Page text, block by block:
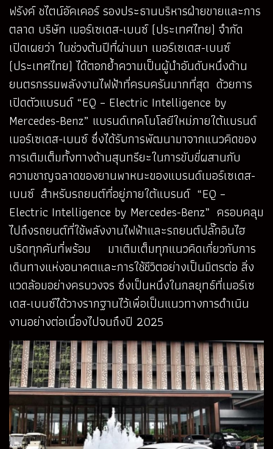
ฟรังค์ ชไตน์อัคเคอร์ รองประธานบริหารฝ่ายขายและการ
ตลาด บริษัท เมอร์เซเดส-เบนซ์ (ประเทศไทย) จำกัด
เปิดเผยว่า ในช่วงต้นปีที่ผ่านมา เมอร์เซเดส-เบนซ์
(ประเทศไทย) ได้ตอกย้ำความเป็นผู้นำอันดับหนึ่งด้าน
ยนตรกรรมพลังงานไฟฟ้าที่ครบครันมากที่สุด ด้วยการ
เปิดตัวแบรนด์ “EQ – Electric Intelligence by
Mercedes-Benz” แบรนด์เทคโนโลยีใหม่ภายใต้แบรนด์
เมอร์เซเดส-เบนซ์ ซึ่งได้รับการพัฒนามาจากแนวคิดของ
การเติมเต็มทั้งทางด้านสุนทรียะในการขับขี่ผสานกับ
ความชาญฉลาดของยานพาหนะของแบรนด์เมอร์เซเดส-
เบนซ์ สำหรับรถยนต์ที่อยู่ภายใต้แบรนด์ “EQ –
Electric Intelligence by Mercedes-Benz” ครอบคลุม
ไปถึงรถยนต์ที่ใช้พลังงานไฟฟ้าและรถยนต์ปลั๊กอินไฮ
บริดทุกคันที่พร้อม มาเติมเต็มทุกแนวคิดเกี่ยวกับการ
เดินทางแห่งอนาคตและการใช้ชีวิตอย่างเป็นมิตรต่อ สิ่ง
แวดล้อมอย่างครบวงจร ซึ่งเป็นหนึ่งในกลยุทธ์ที่เมอร์เซ
เดส-เบนซ์ได้วางรากฐานไว้เพื่อเป็นแนวทางการดำเนิน
งานอย่างต่อเนื่องไปจนถึงปี 2025